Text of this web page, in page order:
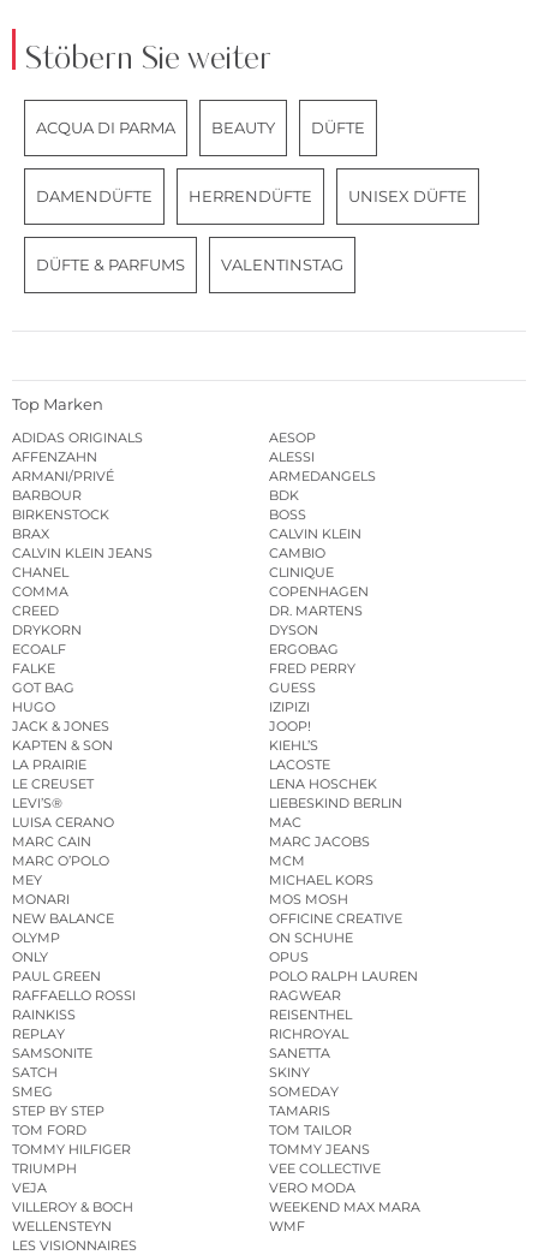
Stöbern Sie weiter
ACQUA DI PARMA BEAUTY DÜFTE
DAMENDÜFTE HERRENDÜFTE UNISEX DÜFTE
DÜFTE & PARFUMS VALENTINSTAG
Top Marken
ADIDAS ORIGINALS
AESOP
AFFENZAHN
ALESSI
ARMANI/PRIVÉ
ARMEDANGELS
BARBOUR
BDK
BIRKENSTOCK
BOSS
BRAX
CALVIN KLEIN
CALVIN KLEIN JEANS
CAMBIO
CHANEL
CLINIQUE
COMMA
COPENHAGEN
CREED
DR. MARTENS
DRYKORN
DYSON
ECOALF
ERGOBAG
FALKE
FRED PERRY
GOT BAG
GUESS
HUGO
IZIPIZI
JACK & JONES
JOOP!
KAPTEN & SON
KIEHL’S
LA PRAIRIE
LACOSTE
LE CREUSET
LENA HOSCHEK
LEVI’S®
LIEBESKIND BERLIN
LUISA CERANO
MAC
MARC CAIN
MARC JACOBS
MARC O’POLO
MCM
MEY
MICHAEL KORS
MONARI
MOS MOSH
NEW BALANCE
OFFICINE CREATIVE
OLYMP
ON SCHUHE
ONLY
OPUS
PAUL GREEN
POLO RALPH LAUREN
RAFFAELLO ROSSI
RAGWEAR
RAINKISS
REISENTHEL
REPLAY
RICHROYAL
SAMSONITE
SANETTA
SATCH
SKINY
SMEG
SOMEDAY
STEP BY STEP
TAMARIS
TOM FORD
TOM TAILOR
TOMMY HILFIGER
TOMMY JEANS
TRIUMPH
VEE COLLECTIVE
VEJA
VERO MODA
VILLEROY & BOCH
WEEKEND MAX MARA
WELLENSTEYN
WMF
LES VISIONNAIRES